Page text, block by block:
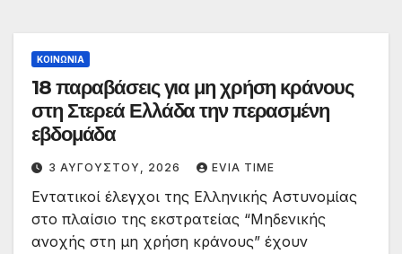
ΚΟΙΝΩΝΙΑ
18 παραβάσεις για μη χρήση κράνους
στη Στερεά Ελλάδα την περασμένη
εβδομάδα
3 ΑΥΓΟΎΣΤΟΥ, 2026 EVIA TIME
Εντατικοί έλεγχοι της Ελληνικής Αστυνομίας
στο πλαίσιο της εκστρατείας “Μηδενικής
ανοχής στη μη χρήση κράνους” έχουν